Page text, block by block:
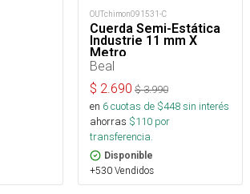
OUTchimon091531-C
Cuerda Semi-Estática
Industrie 11 mm X
Metro
Beal
$ 2.690 $3.990
en 6cuotas de $448sin interés
ahorras $110 por
transferencia.
Disponible
+530 Vendidos